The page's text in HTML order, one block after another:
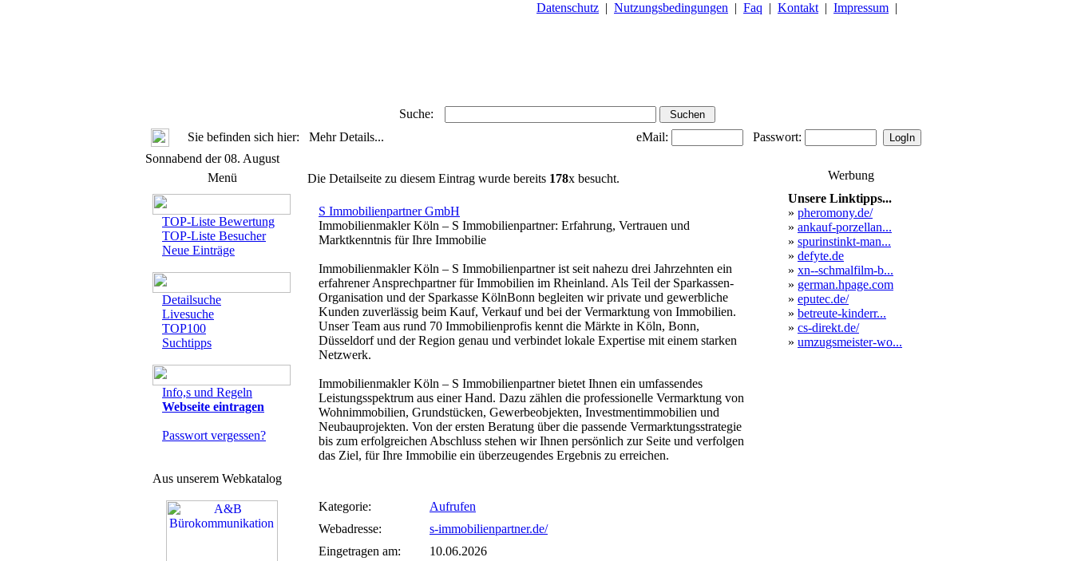
Datenschutz | Nutzungsbedingungen | Faq | Kontakt | Impressum |
Suche:
Sie befinden sich hier: Mehr Details...
eMail:
Passwort:
Sonnabend der 08. August
Menü
TOP-Liste Bewertung
TOP-Liste Besucher
Neue Einträge
Detailsuche
Livesuche
TOP100
Suchtipps
Info,s und Regeln
Webseite eintragen
Passwort vergessen?
Aus unserem Webkatalog
Die Detailseite zu diesem Eintrag wurde bereits 178x besucht.
S Immobilienpartner GmbH
Immobilienmakler Köln – S Immobilienpartner: Erfahrung, Vertrauen und
Marktkenntnis für Ihre Immobilie
Immobilienmakler Köln – S Immobilienpartner ist seit nahezu drei Jahrzehnten ein
erfahrener Ansprechpartner für Immobilien im Rheinland. Als Teil der Sparkassen-
Organisation und der Sparkasse KölnBonn begleiten wir private und gewerbliche
Kunden zuverlässig beim Kauf, Verkauf und bei der Vermarktung von Immobilien.
Unser Team aus rund 70 Immobilienprofis kennt die Märkte in Köln, Bonn,
Düsseldorf und der Region genau und verbindet lokale Expertise mit einem starken
Netzwerk.
Immobilienmakler Köln – S Immobilienpartner bietet Ihnen ein umfassendes
Leistungsspektrum aus einer Hand. Dazu zählen die professionelle Vermarktung von
Wohnimmobilien, Grundstücken, Gewerbeobjekten, Investmentimmobilien und
Neubauprojekten. Von der ersten Beratung über die passende Vermarktungsstrategie
bis zum erfolgreichen Abschluss stehen wir Ihnen persönlich zur Seite und verfolgen
das Ziel, für Ihre Immobilie ein überzeugendes Ergebnis zu erreichen.
Kategorie:
Aufrufen
Webadresse:
s-immobilienpartner.de/
Eingetragen am:
10.06.2026
Werbung
Unsere Linktipps...
» pheromony.de/
» ankauf-porzellan...
» spurinstinkt-man...
» defyte.de
» xn--schmalfilm-b...
» german.hpage.com
» eputec.de/
» betreute-kinderr...
» cs-direkt.de/
» umzugsmeister-wo...